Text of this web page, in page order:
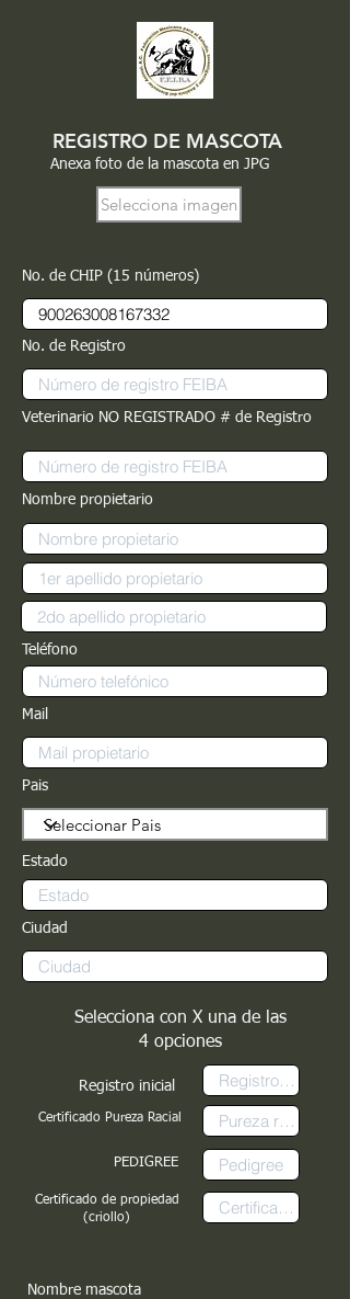
REGISTRO DE MASCOTA
Anexa foto de la mascota en JPG
Selecciona imagen
No. de CHIP (15 números)
No. de Registro
Veterinario NO REGISTRADO # de Registro
Nombre propietario
Teléfono
Mail
Pais
Estado
Ciudad
Registro inicial
Certificado Pureza Racial
PEDIGREE
Selecciona con X una de las
4 opciones
Certificado de propiedad
(criollo)
Nombre mascota